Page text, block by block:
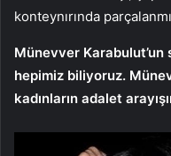
konteynırında
Münevver Karabulut’un
hepimiz biliyoruz.
kadınların adalet